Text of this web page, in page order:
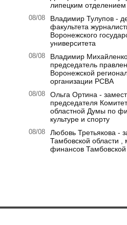
липецким
08/08
Владимир Тулупов -
факультета
Воронежского
университета
08/08
Владимир
председатель
Воронежской
организации РСВА
08/08
Ольга Ортина -
председателя
областной Думы по
культуре и спорту
08/08
Любовь Третьякова -
Тамбовской области ,
финансов Тамбовской